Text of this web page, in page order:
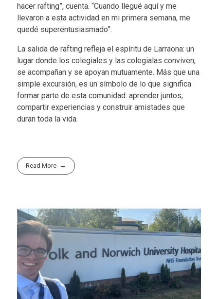
hacer rafting”, cuenta. “Cuando llegué aquí y me
llevaron a esta actividad en mi primera semana, me
quedé superentusiasmado”.
La salida de rafting refleja el espíritu de Larraona: un
lugar donde los colegiales y las colegialas conviven,
se acompañan y se apoyan mutuamente. Más que una
simple excursión, es un símbolo de lo que significa
formar parte de esta comunidad: aprender juntos,
compartir experiencias y construir amistades que
duran toda la vida.
Read More